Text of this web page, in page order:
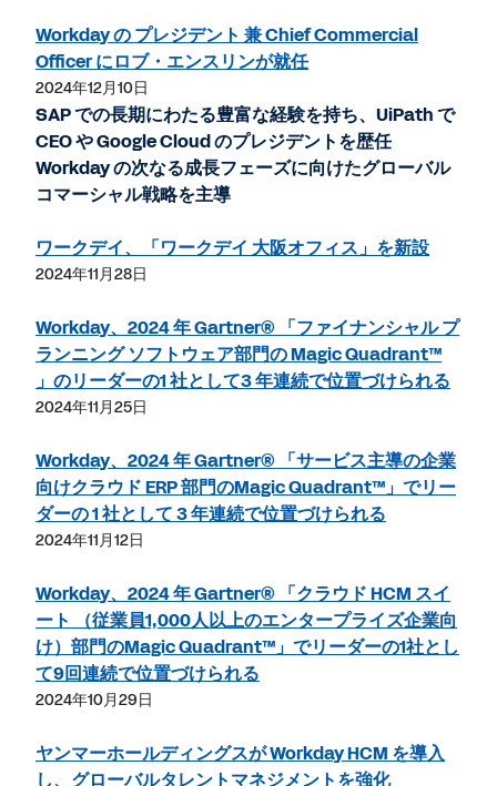
Workday の プレジデント 兼 Chief Commercial
Officer にロブ・エンスリンが就任
2024年12月10日
SAP での長期にわたる豊富な経験を持ち、UiPath で
CEO や Google Cloud のプレジデントを歴任
Workday の次なる成長フェーズに向けたグローバル
コマーシャル戦略を主導
ワークデイ、「ワークデイ 大阪オフィス」を新設
2024年11月28日
Workday、2024 年 Gartner® 「ファイナンシャル プ
ランニング ソフトウェア部門の Magic Quadrant™
」のリーダーの1 社として3 年連続で位置づけられる
2024年11月25日
Workday、2024 年 Gartner® 「サービス主導の企業
向けクラウド ERP 部門のMagic Quadrant™」でリー
ダーの 1 社として 3 年連続で位置づけられる
2024年11月12日
Workday、2024 年 Gartner® 「クラウド HCM スイ
ート （従業員1,000人以上のエンタープライズ企業向
け）部門のMagic Quadrant™」でリーダーの1社とし
て9回連続で位置づけられる
2024年10月29日
ヤンマーホールディングスが Workday HCM を導入
し、グローバルタレントマネジメントを強化